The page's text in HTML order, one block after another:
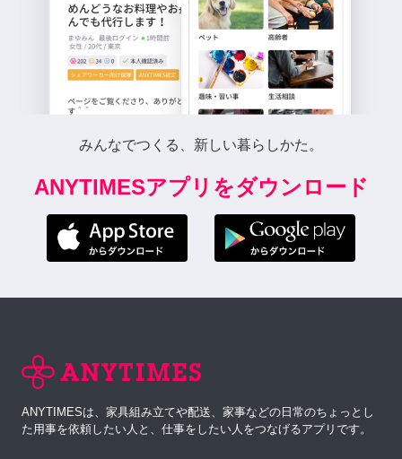
みんなでつくる、新しい暮らしかた。
ANYTIMESアプリをダウンロード
ANYTIMESは、家具組み立てや配送、家事などの日常のちょっとし
た用事を依頼したい人と、仕事をしたい人をつなげるアプリです。